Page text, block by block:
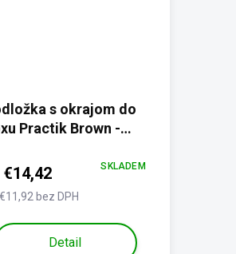
s okrajom do
Practik Brown -
bez DPH
€14,42 SKLADEM
Detail